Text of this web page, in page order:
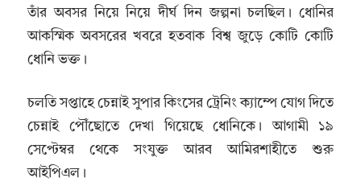
তাঁর অবসর নিয়ে নিয়ে দীর্ঘ দিন জল্পনা চলছিল। ধোনির
আকস্মিক অবসরের খবরে হতবাক বিশ্ব জুড়ে কোটি কোটি
ধোনি ভক্ত।
চলতি সপ্তাহে চেন্নাই সুপার কিংসের ট্রেনিং ক্যাম্পে যোগ দিতে
চেন্নাই পৌঁছোতে দেখা গিয়েছে ধোনিকে। আগামী ১৯
সেপ্টেম্বর থেকে সংযুক্ত আরব আমিরশাহীতে শুরু
আইপিএল।